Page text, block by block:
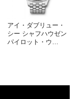
アイ・ダブリュー・
シー シャフハウゼン
パイロット・ウ